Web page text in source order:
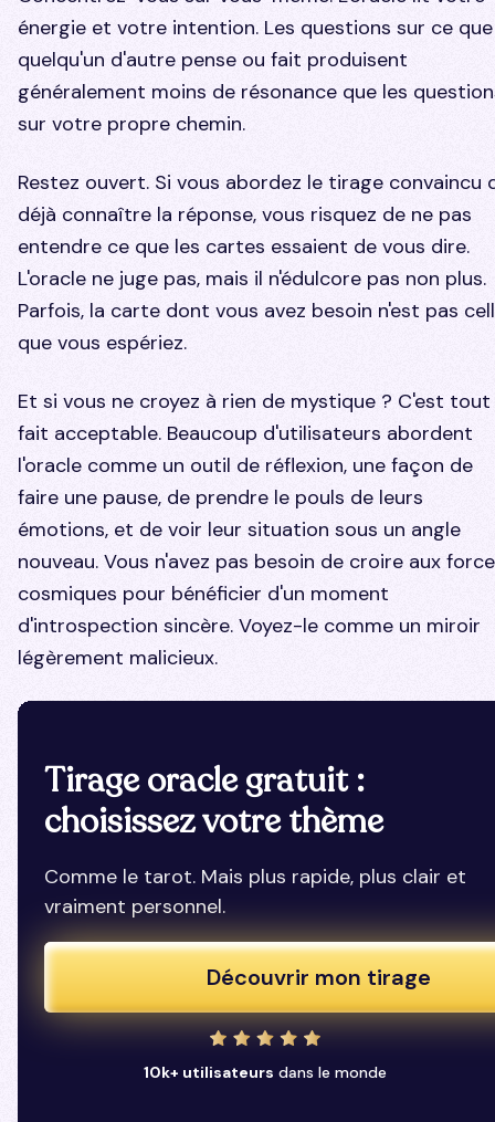
énergie et votre intention. Les questions sur ce que
quelqu'un d'autre pense ou fait produisent
généralement moins de résonance que les
sur votre propre chemin.
Restez ouvert. Si vous abordez le tirage convaincu
déjà connaître la réponse, vous risquez de ne pas
entendre ce que les cartes essaient de vous dire.
L'oracle ne juge pas, mais il n'édulcore pas non plus.
Parfois, la carte dont vous avez besoin n'est pas
que vous espériez.
Et si vous ne croyez à rien de mystique ? C'est tout
fait acceptable. Beaucoup d'utilisateurs abordent
l'oracle comme un outil de réflexion, une façon de
faire une pause, de prendre le pouls de leurs
émotions, et de voir leur situation sous un angle
nouveau. Vous n'avez pas besoin de croire aux
cosmiques pour bénéficier d'un moment
d'introspection sincère. Voyez-le comme un miroir
légèrement malicieux.
Tirage oracle gratuit :
choisissez votre thème
Comme le tarot. Mais plus rapide, plus clair et
vraiment personnel.
Découvrir mon tirage
10k+ utilisateurs dans le monde